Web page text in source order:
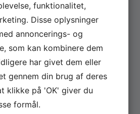
til at kontakte os på
, for mere information omkring
Jacob Taarnhøj
teknisk velfunderet komiker,
og et skarpt sprogligt
comedyoplevelse fyldt med
og fysisk komik. Hans
*
funktionalitet,
Disse oplysninger
annoncerings- og
som kan kombinere dem
har givet dem eller
gennem din brug af deres
klikke på 'OK' giver du
formål.